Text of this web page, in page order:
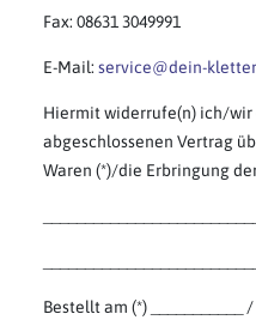
Fax: 08631 3049991
E-Mail: service@dein-
Hiermit widerrufe(n) ich/wir
abgeschlossenen Vertrag
Waren (*)/die Erbringung
Bestellt am (*) ___________